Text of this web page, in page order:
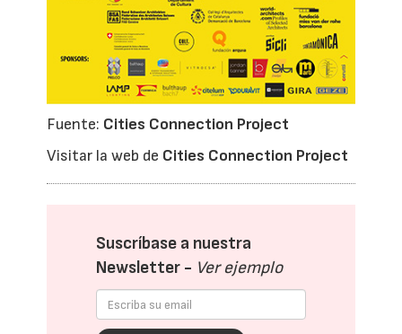
Fuente: Cities Connection Project
Visitar la web de Cities Connection Project
Suscríbase a nuestra
Newsletter - Ver ejemplo